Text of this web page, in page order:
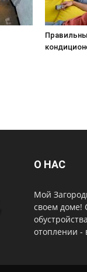
О НАС
Мой
своем доме!
отоплении -